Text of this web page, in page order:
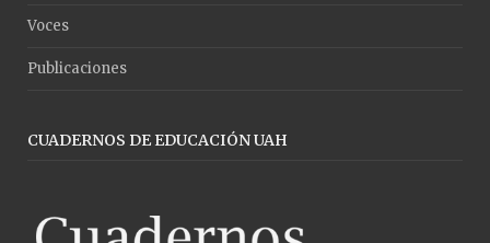
Voces
Publicaciones
CUADERNOS DE EDUCACIÓN UAH